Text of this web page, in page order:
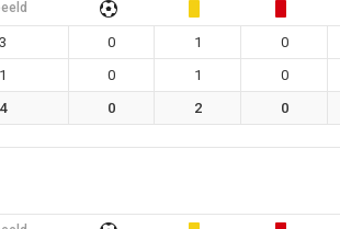
0 1 0
0 1 0
0 2 0